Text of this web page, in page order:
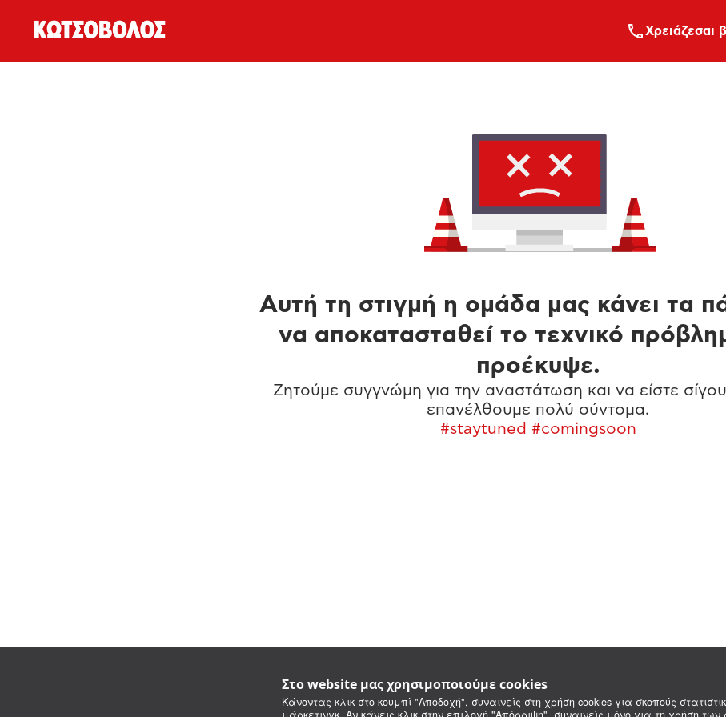
Στο website μας χρησιμοποιούμε cookies
Κάνοντας κλικ στο κουμπί "Αποδοχή", συναινείς στη χρήση cookies για σκοπούς
Xρειάζεσαι
Αυτή τη στιγμή η ομάδα μας κάνει τα
να αποκατασταθεί το τεχνικό
προέκυψε.
Ζητούμε συγγνώμη για την αναστάτωση και να είστε
επανέλθουμε πολύ σύντομα.
#staytuned #comingsoon